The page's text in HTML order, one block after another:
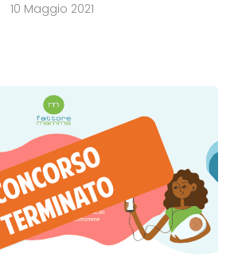
10 Maggio 2021